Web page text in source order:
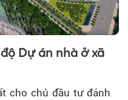
Dự án nhà ở xã
cho chủ đầu tư đánh